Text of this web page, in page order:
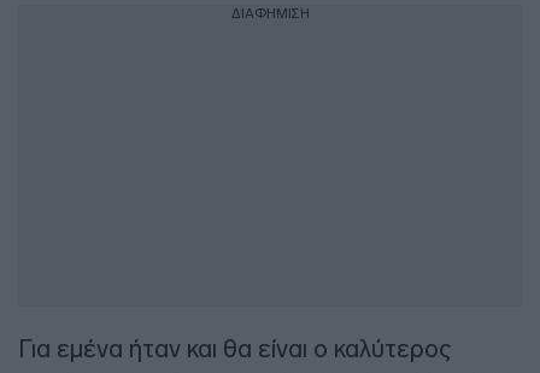
ΔΙΑΦΗΜΙΣΗ
Για εμένα ήταν και θα είναι ο καλύτερος